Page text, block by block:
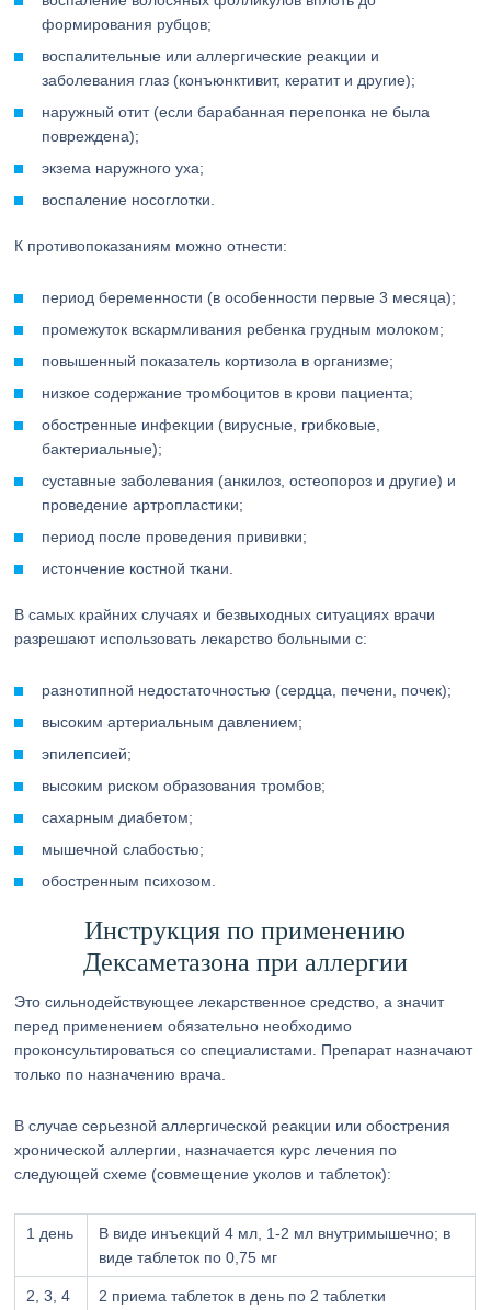
формирования рубцов;
воспалительные или аллергические реакции и
заболевания глаз (конъюнктивит, кератит и другие);
наружный отит (если барабанная перепонка не была
повреждена);
экзема наружного уха;
воспаление носоглотки.
К противопоказаниям можно отнести:
период беременности (в особенности первые 3 месяца);
промежуток вскармливания ребенка грудным молоком;
повышенный показатель кортизола в организме;
низкое содержание тромбоцитов в крови пациента;
обостренные инфекции (вирусные, грибковые,
бактериальные);
суставные заболевания (анкилоз, остеопороз и другие) и
проведение артропластики;
период после проведения прививки;
истончение костной ткани.
В самых крайних случаях и безвыходных ситуациях врачи
разрешают использовать лекарство больными с:
разнотипной недостаточностью (сердца, печени, почек);
высоким артериальным давлением;
эпилепсией;
высоким риском образования тромбов;
сахарным диабетом;
мышечной слабостью;
обостренным психозом.
Инструкция по применению
Дексаметазона при аллергии
Это сильнодействующее лекарственное средство, а значит
перед применением обязательно необходимо
проконсультироваться со специалистами. Препарат назначают
только по назначению врача.
В случае серьезной аллергической реакции или обострения
хронической аллергии, назначается курс лечения по
следующей схеме (совмещение уколов и таблеток):
1 день
В виде инъекций 4 мл, 1-2 мл внутримышечно; в
виде таблеток по 0,75 мг
2, 3, 4
2 приема таблеток в день по 2 таблетки